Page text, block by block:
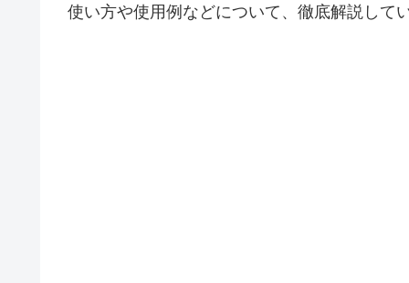
使い方や使用例などについて、徹底解説して